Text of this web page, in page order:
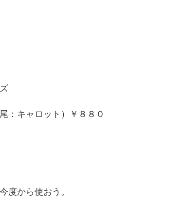
：キャロット）￥８８０
から使おう。